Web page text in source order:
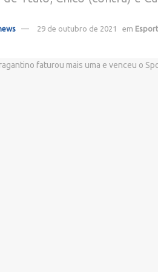
29 de outubro de 2021 em